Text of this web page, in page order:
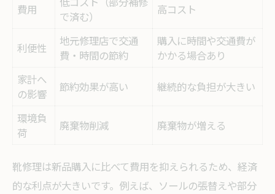
費用
で済む）
高コスト
利便性
地元修理店で交通
費・時間の節約
購入に時間や交通費が
かかる場合あり
家計へ
の影響
節約効果が高い 継続的な負担が大きい
環境負
荷
廃棄物削減 廃棄物が増える
靴修理は新品購入に比べて費用を抑えられるため、経済
的な利点が大きいです。例えば、ソールの張替えや部分